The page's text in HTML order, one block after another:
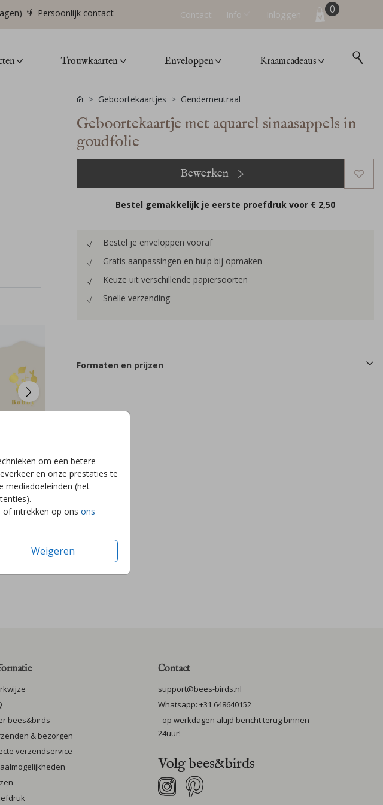
Persoonlijk contact Contact Info Inloggen 0
Trouwkaarten Enveloppen Kraamcadeaus
om een betere
en onze prestaties te
mediadoeleinden (het
intrekken op ons ons
Weigeren
Geboortekaartjes Genderneutraal
Geboortekaartje met aquarel sinaasappels in
goudfolie
Bewerken
Bestel gemakkelijk je eerste proefdruk voor € 2,50
Bestel je enveloppen vooraf
Gratis aanpassingen en hulp bij opmaken
Keuze uit verschillende papiersoorten
Snelle verzending
Formaten en prijzen
bees&birds
& bezorgen
verzendservice
Contact
support@bees-birds.nl
Whatsapp: +31 648640152
- op werkdagen altijd bericht terug binnen
24uur!
Volg bees&birds